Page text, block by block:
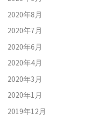
2020年8月
2020年7月
2020年6月
2020年4月
2020年3月
2020年1月
2019年12月